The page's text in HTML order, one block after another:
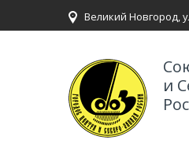
Великий Новгород,
и